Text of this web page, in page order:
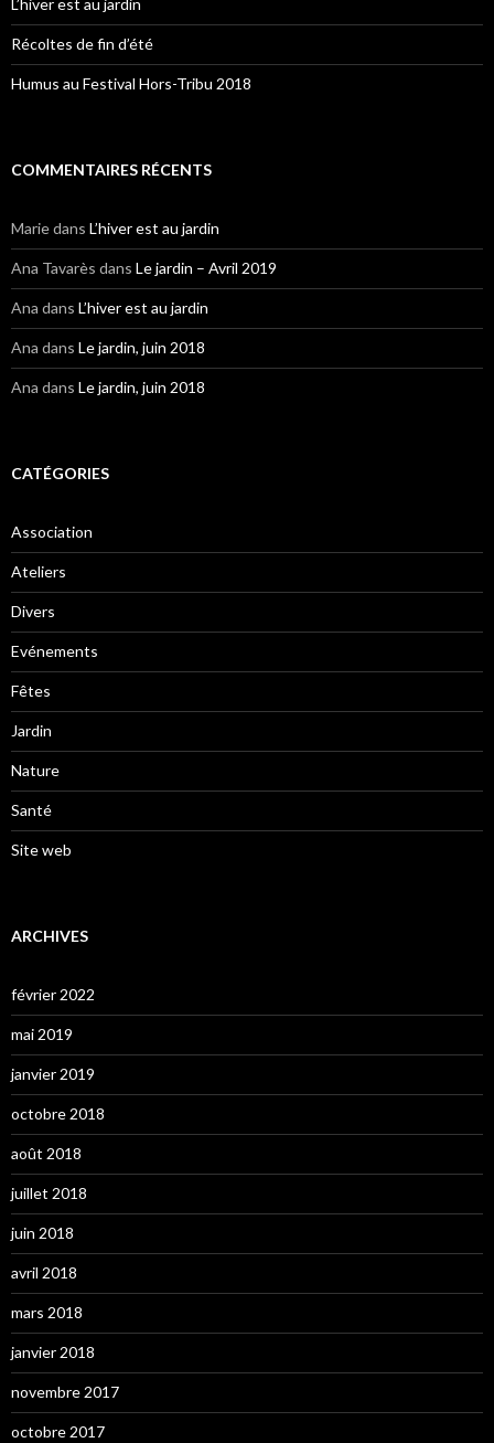
L’hiver est au jardin
Récoltes de fin d’été
Humus au Festival Hors-Tribu 2018
COMMENTAIRES RÉCENTS
Mariedans L’hiver est au jardin
Ana Tavarès dans Le jardin – Avril 2019
Ana dans L’hiver est au jardin
Ana dans Le jardin, juin 2018
Ana dans Le jardin, juin 2018
CATÉGORIES
Association
Ateliers
Divers
Evénements
Fêtes
Jardin
Nature
Santé
Site web
ARCHIVES
février 2022
mai 2019
janvier 2019
octobre 2018
août 2018
juillet 2018
juin 2018
avril 2018
mars 2018
janvier 2018
novembre 2017
octobre 2017